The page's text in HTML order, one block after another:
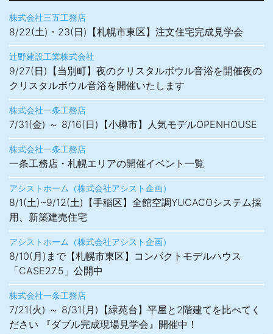
株式会社三五工務店
8/22(土)・23(日)【札幌市東区】注文住宅完成見学会
辻野建設工業株式会社
9/27(日)【当別町】夜のクリスタルボウル音浴を開催夜の
クリスタルボウル音浴を開催いたします
株式会社一条工務店
7/31(金) ～ 8/16(日)【小樽市】人気モデルOPENHOUSE
株式会社一条工務店
一条工務店・札幌エリアの開催イベント一覧
アシストホーム（株式会社アシスト企画）
8/1(土)~9/12(土)【手稲区】全館空調YUCACOシステム採
用、新築建売住宅
アシストホーム（株式会社アシスト企画）
8/10(月)まで【札幌市東区】コンパクトモデルハウス
「CASE27.5」公開中
株式会社一条工務店
7/21(火) ～ 8/31(月)【緑苑台】平屋と2階建てを比べてく
ださい 『ダブル完成現場見学会』開催中！